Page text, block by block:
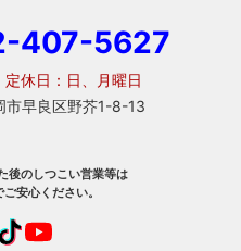
407-5627
、月曜日
野芥1-8-13
後のしつこい営業等は
安心ください。